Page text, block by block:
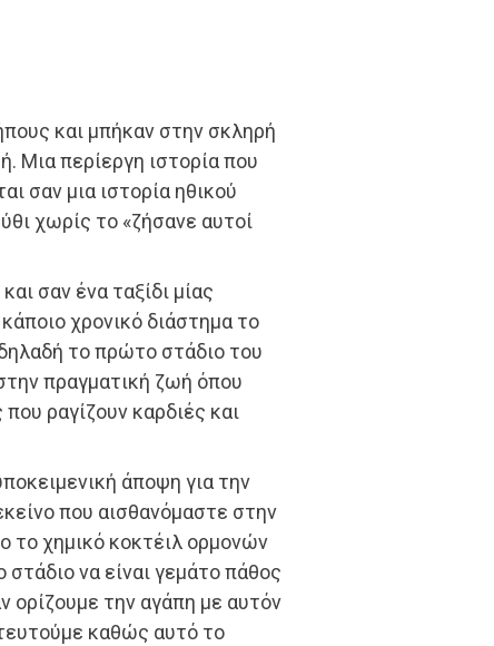
και μπήκαν στην σκληρή
Μια περίεργη ιστορία που
σαν μια ιστορία ηθικού
χωρίς το «ζήσανε αυτοί
σαν ένα ταξίδι μίας
χρονικό διάστημα το
το πρώτο στάδιο του
πραγματική ζωή όπου
ραγίζουν καρδιές και
άποψη για την
που αισθανόμαστε στην
το χημικό κοκτέιλ ορμονών
να είναι γεμάτο πάθος
την αγάπη με αυτόν
καθώς αυτό το